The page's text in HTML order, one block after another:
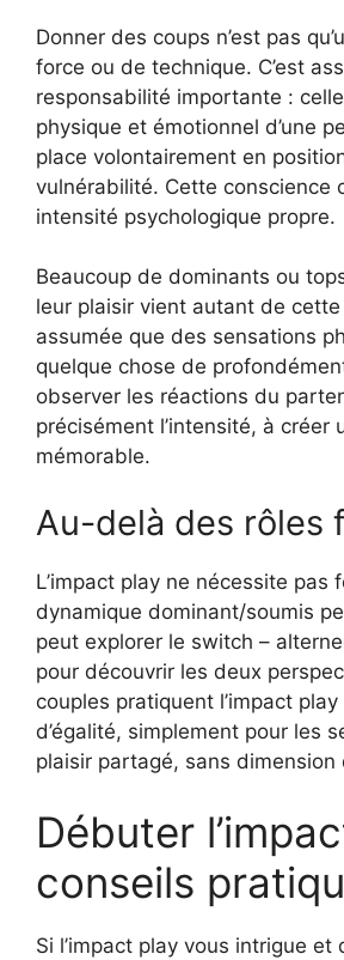
Donner des coups n’est pas
force ou de technique. C’est
responsabilité importante :
physique et émotionnel d’une
place volontairement en
vulnérabilité. Cette conscience
intensité psychologique propre.
Beaucoup de dominants ou
leur plaisir vient autant de
assumée que des sensations
quelque chose de
observer les réactions du
précisément l’intensité, à créer
mémorable.
Au-delà des rôles
L’impact play ne nécessite pas
dynamique dominant/soumis
peut explorer le switch –
pour découvrir les deux
couples pratiquent l’impact
d’égalité, simplement pour les
plaisir partagé, sans dimension
Débuter
conseils
Si l’impact play vous intrigue et